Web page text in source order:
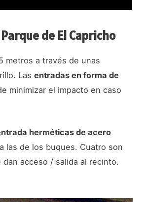
de El Capricho
metros a través de unas
Lasentradas en forma de
minimizar el impacto en caso
herméticas de acero
las de los buques. Cuatro son
dan acceso / salida al recinto.